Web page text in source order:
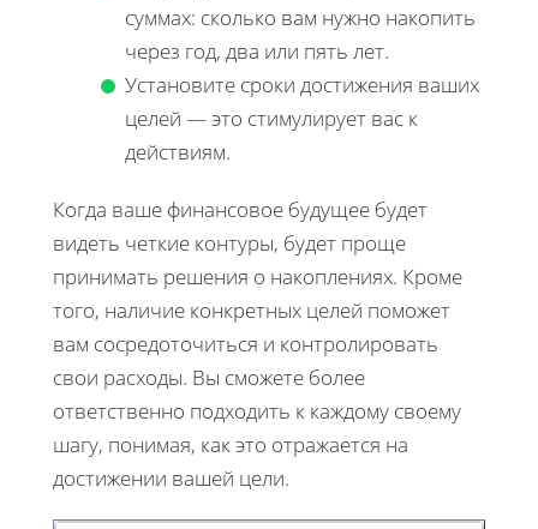
суммах: сколько вам нужно накопить
через год, два или пять лет.
Установите сроки достижения ваших
целей — это стимулирует вас к
действиям.
Когда ваше финансовое будущее будет
видеть четкие контуры, будет проще
принимать решения о накоплениях. Кроме
того, наличие конкретных целей поможет
вам сосредоточиться и контролировать
свои расходы. Вы сможете более
ответственно подходить к каждому своему
шагу, понимая, как это отражается на
достижении вашей цели.